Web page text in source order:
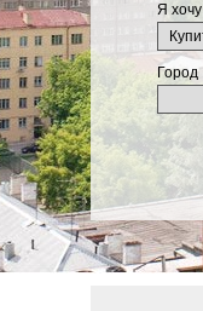
Я хочу
Город